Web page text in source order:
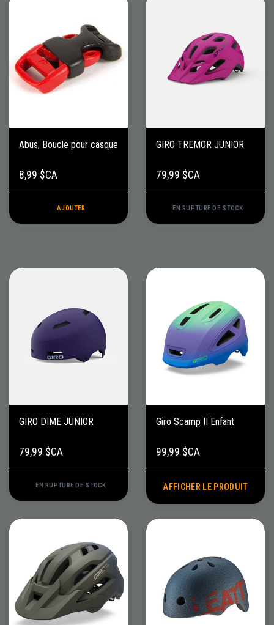
Abus, Boucle pour casque
8,99 $CA
AJOUTER
GIRO TREMOR JUNIOR
79,99 $CA
EN RUPTURE DE STOCK
GIRO DIME JUNIOR
79,99 $CA
EN RUPTURE DE STOCK
Giro Scamp II Enfant
99,99 $CA
AFFICHER LE PRODUIT